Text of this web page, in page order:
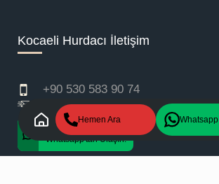
Kocaeli Hurdacı İletişim
+90 530 583 90 74
info@metsanmetalhurda.com
+90 530 583 90 74
Whatsapp'tan Ulaşın!
Hemen Ara Whatsapp